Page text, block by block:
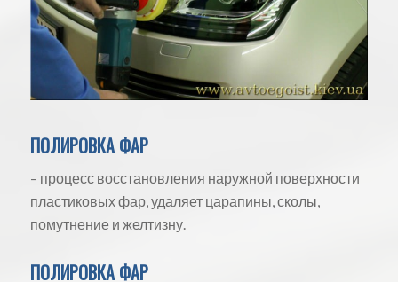
ПОЛИРОВКА ФАР
– процесс восстановления наружной поверхности
пластиковых фар, удаляет царапины, сколы,
помутнение и желтизну.
ПОЛИРОВКА ФАР